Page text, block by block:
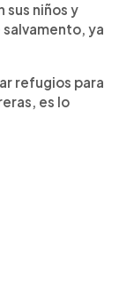
sus niños y
ya
refugios para
es lo